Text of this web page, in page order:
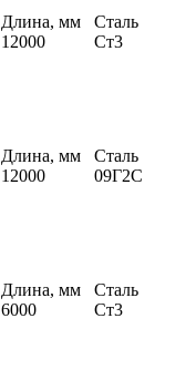
Длина, мм
12000
Сталь
Ст3
Длина, мм
12000
Сталь
09Г2С
Длина, мм
6000
Сталь
Ст3